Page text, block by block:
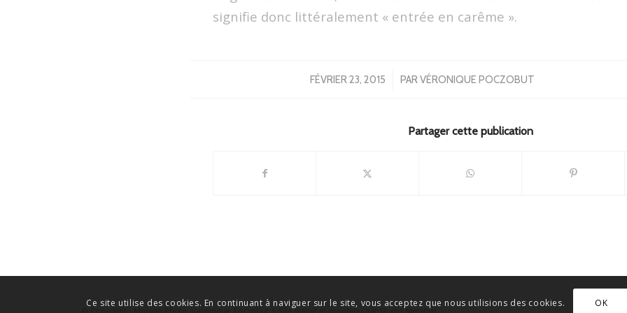
signifie donc littéralement « entrée en carême ».
FÉVRIER 23, 2015
/ PARVÉRONIQUE POCZOBUT
Partager cette publication
Site réalisé et maintenu par Studio Negativo
Ce site utilise des cookies. En continuant à naviguer sur le site, vous acceptez que nous utilisions des cookies. OK